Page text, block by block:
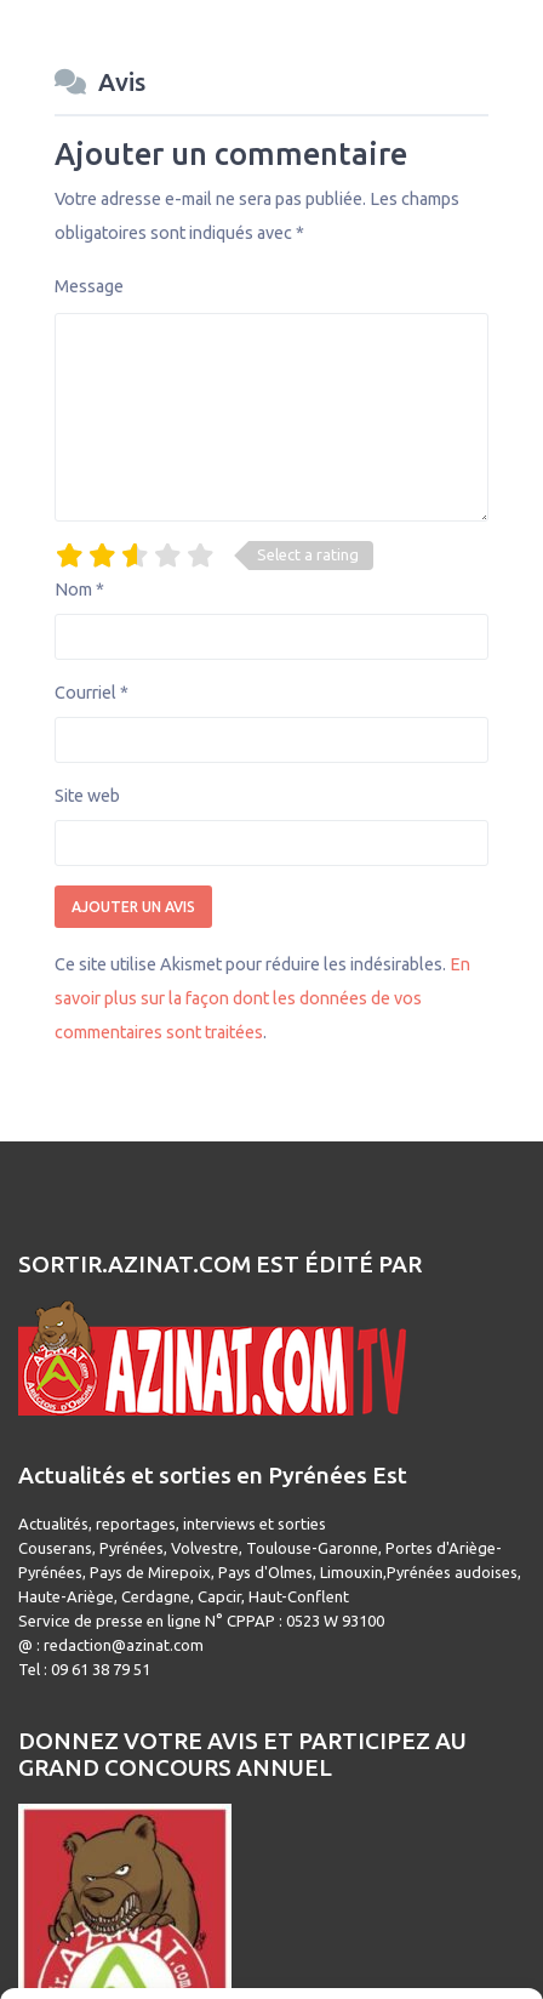
Avis
Ajouter un commentaire
Votre adresse e-mail ne sera pas publiée. Les champs
obligatoires sont indiqués avec *
Message
Select a rating
Nom *
Courriel *
Site web
Ce site utilise Akismet pour réduire les indésirables. En
savoir plus sur la façon dont les données de vos
commentaires sont traitées.
SORTIR.AZINAT.COM EST ÉDITÉ PAR
Actualités et sorties en Pyrénées Est
Actualités, reportages, interviews et sorties
Couserans, Pyrénées, Volvestre, Toulouse-Garonne, Portes d'Ariège-
Pyrénées, Pays de Mirepoix, Pays d'Olmes, Limouxin,Pyrénées audoises,
Haute-Ariège, Cerdagne, Capcir, Haut-Conflent
Service de presse en ligne N° CPPAP : 0523 W 93100
@ : redaction@azinat.com
Tel : 09 61 38 79 51
DONNEZ VOTRE AVIS ET PARTICIPEZ AU
GRAND CONCOURS ANNUEL